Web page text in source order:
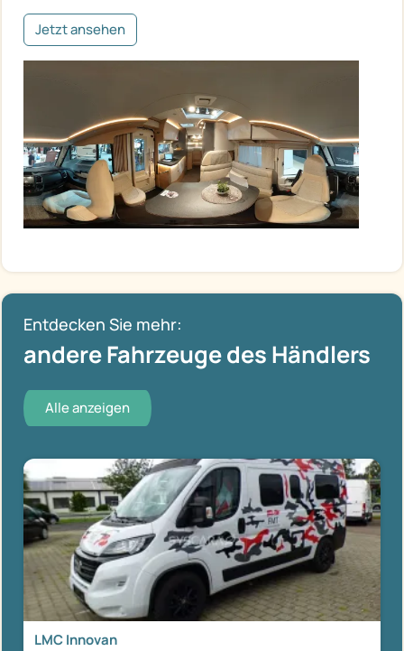
Jetzt ansehen
Entdecken Sie mehr:
andere Fahrzeuge des Händlers
Alle anzeigen
LMC Innovan